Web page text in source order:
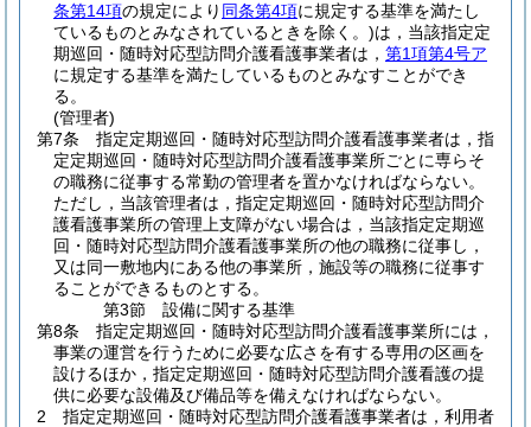
条第14項の規定により 同条第4項に規定する基準を満たし
ているものとみなされているときを除く。)は，当該指定定
期巡回・随時対応型訪問介護看護事業者は， 第1項第4号ア
に規定する基準を満たしているものとみなすことができ
る。
(管理者)
第7条
指定定期巡回・随時対応型訪問介護看護事業者は，指
定定期巡回・随時対応型訪問介護看護事業所ごとに専らそ
の職務に従事する常勤の管理者を置かなければならない。
ただし，当該管理者は，指定定期巡回・随時対応型訪問介
護看護事業所の管理上支障がない場合は，当該指定定期巡
回・随時対応型訪問介護看護事業所の他の職務に従事し，
又は同一敷地内にある他の事業所，施設等の職務に従事す
ることができるものとする。
第3節
設備に関する基準
第8条
指定定期巡回・随時対応型訪問介護看護事業所には，
事業の運営を行うために必要な広さを有する専用の区画を
設けるほか，指定定期巡回・随時対応型訪問介護看護の提
供に必要な設備及び備品等を備えなければならない。
2
指定定期巡回・随時対応型訪問介護看護事業者は，利用者